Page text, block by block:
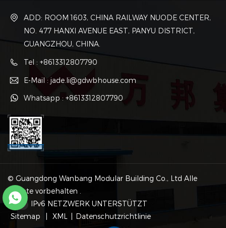
ADD: ROOM 1603, CHINA RAILWAY NUODE CENTER,
NO. 477 HANXI AVENUE EAST, PANYU DISTRICT,
GUANGZHOU, CHINA.
Tel : +8613312807790
E-Mail : jade.li@gdwbhouse.com
Whatsapp : +8613312807790
© Guangdong Wanbang Modular Building Co., Ltd Alle
Rechte vorbehalten .
IPv6 NETZWERK UNTERSTÜTZT
Sitemap
XML Datenschutzrichtlinie